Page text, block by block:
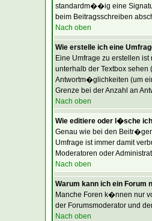
standardm��ig eine
beim Beitragsschreiben
Nach oben
Wie erstelle ich eine
Eine Umfrage zu erstellen
unterhalb der Textbox
Antwortm�glichkeiten (um
Grenze bei der Anzahl an
Nach oben
Wie editiere oder l�sche
Genau wie bei den
Umfrage ist immer damit
Moderatoren oder
Nach oben
Warum kann ich ein Forum
Manche Foren k�nnen nur
der Forumsmoderator und
Nach oben